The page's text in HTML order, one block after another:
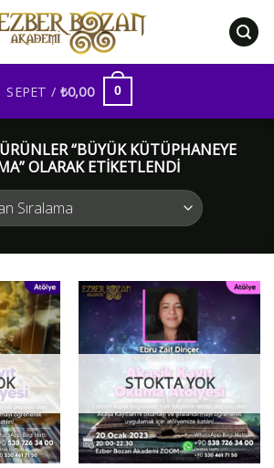
SEPET / ₺0,00 0
ÜRÜNLER “BÜYÜK KÜTÜPHANEYE
OLARAK ETIKETLENDI
STOKTA YOK